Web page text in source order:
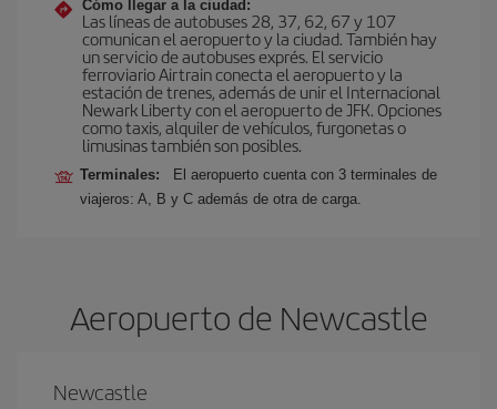
Cómo llegar a la ciudad:
Las líneas de autobuses 28, 37, 62, 67 y 107
comunican el aeropuerto y la ciudad. También hay
un servicio de autobuses exprés. El servicio
ferroviario Airtrain conecta el aeropuerto y la
estación de trenes, además de unir el Internacional
Newark Liberty con el aeropuerto de JFK. Opciones
como taxis, alquiler de vehículos, furgonetas o
limusinas también son posibles.
Terminales:
El aeropuerto cuenta con 3 terminales de
viajeros: A, B y C además de otra de carga.
Aeropuerto de Newcastle
Newcastle